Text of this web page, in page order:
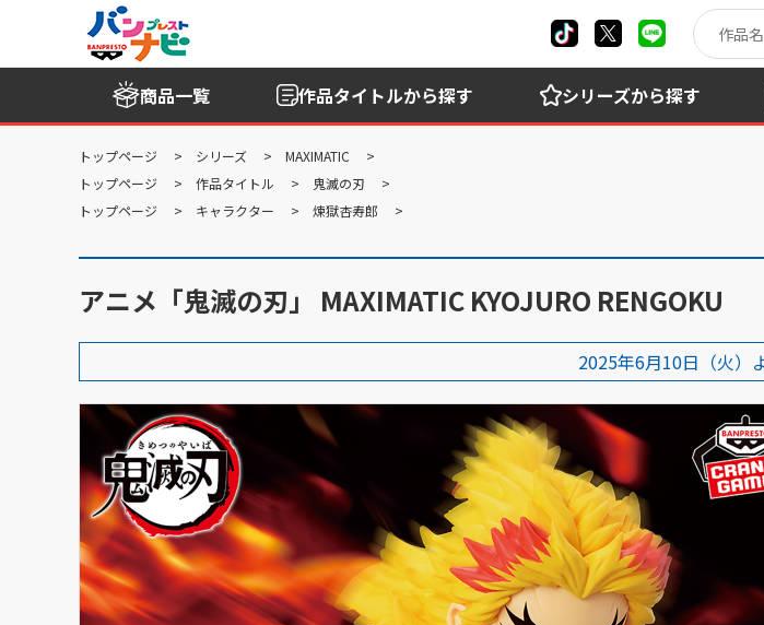
商品一覧 作品タイトルから探す シリーズから探す
トップページ シリーズ
MAXIMATIC
トップページ
作品タイトル
鬼滅の刃
トップページ
キャラクター 煉獄杏寿郎
アニメ「鬼滅の刃」 MAXIMATIC KYOJURO RENGOKU
2025年6月10日（火）